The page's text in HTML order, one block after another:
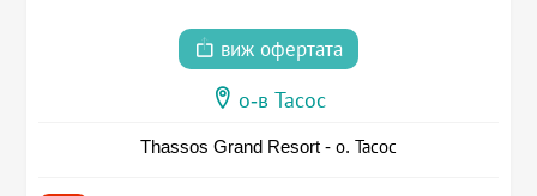
виж офертата
о-в Тасос
Thassos Grand Resort - о. Тасос